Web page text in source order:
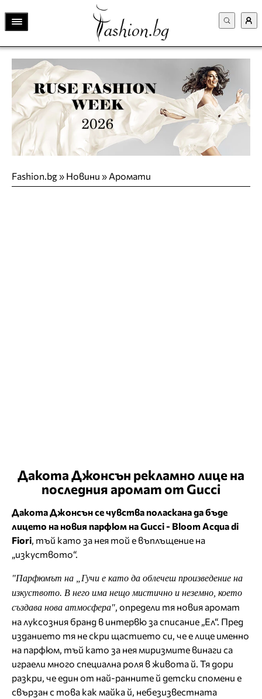
Fashion.bg» Новини » Аромати
Дакота Джонсън рекламно лице на
последния аромат от Gucci
Дакота Джонсън се чувства поласкана да бъде
лицето на новия парфюм на Gucci - Bloom Acqua di
Fiori , тъй като за нея той е въплъщение на
„изкуството“.
"Парфюмът на „Гучи е като да облечеш произведение на
изкуството. В него има нещо мистично и неземно, което
създава нова атмосфера" , определи тя новия аромат
на луксозния бранд в интервю за списание „Ел“. Пред
изданието тя не скри щастието си, че е лице именно
на парфюм, тъй като за нея миризмите винаги са
играели много специална роля в живота й. Тя дори
разкри, че един от най-ранните й детски спомени е
свързан с това как майка й, небезизвестната